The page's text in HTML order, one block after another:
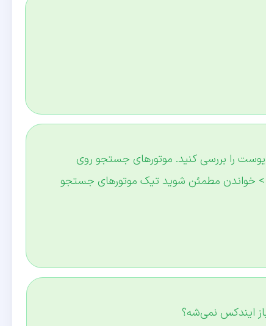
را بررسی کنید. موتورهای جستجو روی
خواندن مطمئن شوید تیک موتورهای جستجو
ایندکس نمی‌شه؟